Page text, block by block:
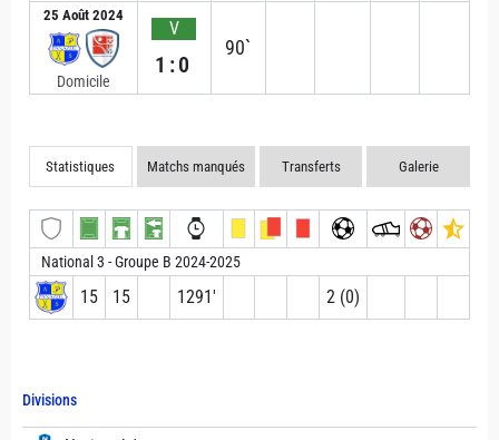
Divisions
25 Août 2024
Domicile
V
1:0
90`
Statistiques Matchs manqués Transferts Galerie
National 3 - Groupe B 2024-2025
15 15 1291′ 2 (0)